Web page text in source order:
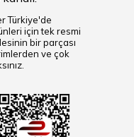
Türkiye'de
için tek resmi
bir parçası
ve çok